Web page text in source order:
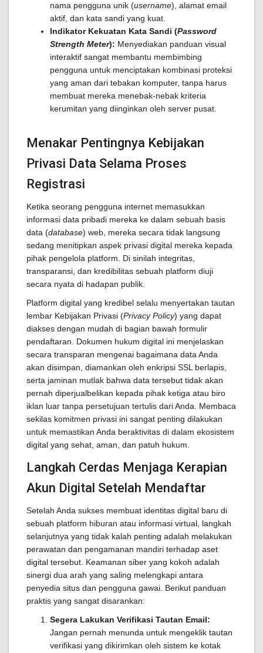
nama pengguna unik (username), alamat email
aktif, dan kata sandi yang kuat.
Indikator Kekuatan Kata Sandi (Password
Strength Meter): Menyediakan panduan visual
interaktif sangat membantu membimbing
pengguna untuk menciptakan kombinasi proteksi
yang aman dari tebakan komputer, tanpa harus
membuat mereka menebak-nebak kriteria
kerumitan yang diinginkan oleh server pusat.
Menakar Pentingnya Kebijakan
Privasi Data Selama Proses
Registrasi
Ketika seorang pengguna internet memasukkan
informasi data pribadi mereka ke dalam sebuah basis
data (database) web, mereka secara tidak langsung
sedang menitipkan aspek privasi digital mereka kepada
pihak pengelola platform. Di sinilah integritas,
transparansi, dan kredibilitas sebuah platform diuji
secara nyata di hadapan publik.
Platform digital yang kredibel selalu menyertakan tautan
lembar Kebijakan Privasi (Privacy Policy) yang dapat
diakses dengan mudah di bagian bawah formulir
pendaftaran. Dokumen hukum digital ini menjelaskan
secara transparan mengenai bagaimana data Anda
akan disimpan, diamankan oleh enkripsi SSL berlapis,
serta jaminan mutlak bahwa data tersebut tidak akan
pernah diperjualbelikan kepada pihak ketiga atau biro
iklan luar tanpa persetujuan tertulis dari Anda. Membaca
sekilas komitmen privasi ini sangat penting dilakukan
untuk memastikan Anda beraktivitas di dalam ekosistem
digital yang sehat, aman, dan patuh hukum.
Langkah Cerdas Menjaga Kerapian
Akun Digital Setelah Mendaftar
Setelah Anda sukses membuat identitas digital baru di
sebuah platform hiburan atau informasi virtual, langkah
selanjutnya yang tidak kalah penting adalah melakukan
perawatan dan pengamanan mandiri terhadap aset
digital tersebut. Keamanan siber yang kokoh adalah
sinergi dua arah yang saling melengkapi antara
penyedia situs dan pengguna gawai. Berikut panduan
praktis yang sangat disarankan:
Segera Lakukan Verifikasi Tautan Email:
Jangan pernah menunda untuk mengeklik tautan
verifikasi yang dikirimkan oleh sistem ke kotak